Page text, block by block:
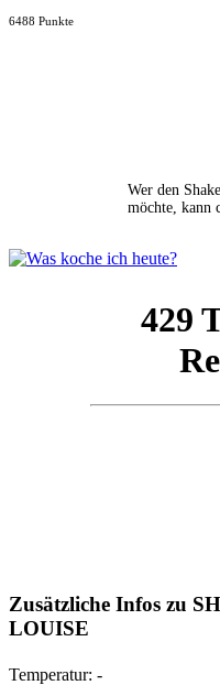
6488 Punkte
Wer den
möchte, kann
Zusätzliche Infos zu
LOUISE
Temperatur: -